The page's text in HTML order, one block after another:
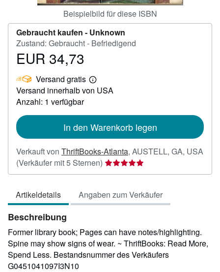
Beispielbild für diese ISBN
Gebraucht kaufen - Unknown
Zustand: Gebraucht - Befriedigend
Preis
34,73
EUR 34,73
Versand gratis
Weitere
Informationen
Versand innerhalb von USA
Anzahl: 1 verfügbar
In den Warenkorb legen
Verkauft von ThriftBooks-Atlanta, AUSTELL, GA, USA
(Verkäufer mit 5 Sternen) Verkäuferbewertung
5
5
Sternen
Artikeldetails Angaben zum Verkäufer
Beschreibung
Former library book; Pages can have notes/highlighting.
Spine may show signs of wear. ~ ThriftBooks: Read More,
Spend Less. Bestandsnummer des Verkäufers
G0451041097I3N10